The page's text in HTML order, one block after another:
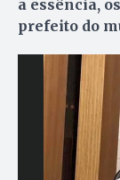
a essência,
prefeito do